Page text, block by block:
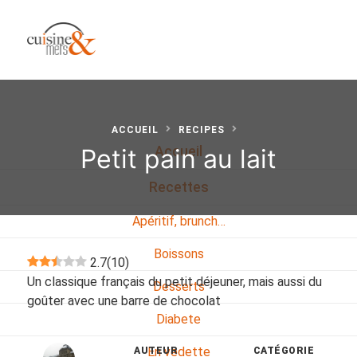
Accueil
Recettes
Apéritif, brunch…
Boissons
Desserts
Diabete
En vedette
ACCUEIL RECIPES
Petit pain au lait
2.7(10)
Un classique français du petit déjeuner, mais aussi du
goûter avec une barre de chocolat
AUTEUR CATÉGORIE